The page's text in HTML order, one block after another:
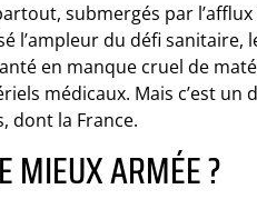
submergés par
l’ampleur du défi sanitaire,
en manque cruel de
médicaux. Mais c’est un
dont la France.
MIEUX ARMÉE ?